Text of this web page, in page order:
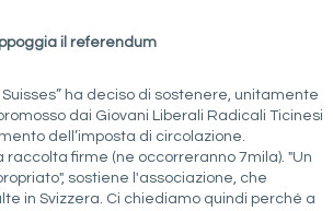
il referendum
ha deciso di sostenere, unitamente
dai Giovani Liberali Radicali Ticinesi
dell’imposta di circolazione.
firme (ne occorreranno 7mila). "Un
sostiene l'associazione, che
in Svizzera. Ci chiediamo quindi perché a